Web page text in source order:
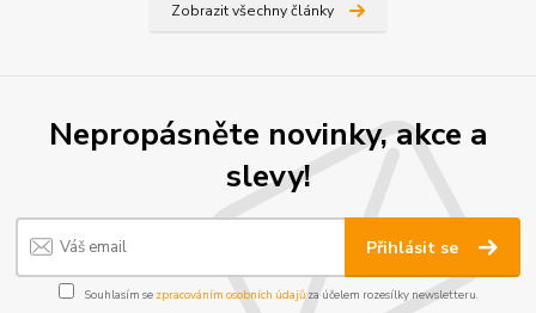
Zobrazit všechny články
Nepropásněte novinky, akce a
slevy!
Přihlásit se
Souhlasím se zpracováním osobních údajůza účelem rozesílky newsletteru.